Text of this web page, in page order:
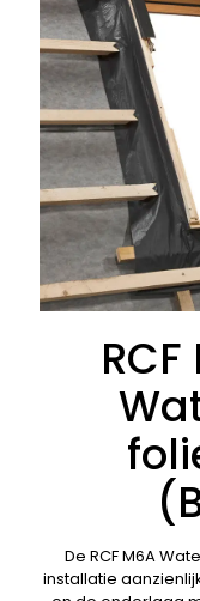
De RCF M6A
installatie